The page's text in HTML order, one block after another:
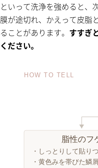
といって洗浄を強めると、
膜が途切れ、かえって皮脂
ることがあります。 すすぎ
ください。
HOW TO TELL
脂性のフ
・しっとりして貼り
・黄色みを帯びた鱗